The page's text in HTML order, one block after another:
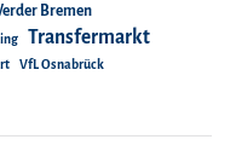
Bremen
Transfermarkt
VfL Osnabrück